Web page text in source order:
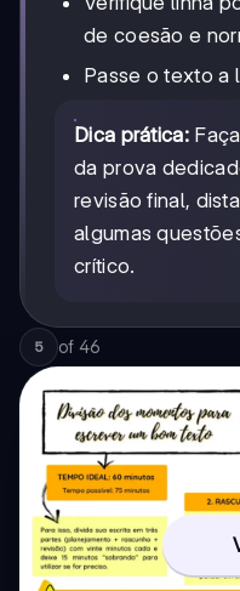
de coesão e
Passe o texto a
Dica prática:
da prova
revisão final,
algumas
crítico.
5 of 46